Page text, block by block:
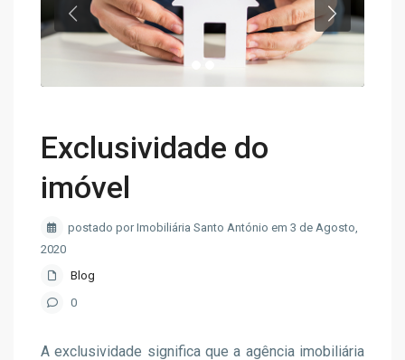
Exclusividade do
imóvel
postado por Imobiliária Santo António em 3 de Agosto,
2020
Blog
0
A exclusividade significa que a agência imobiliária